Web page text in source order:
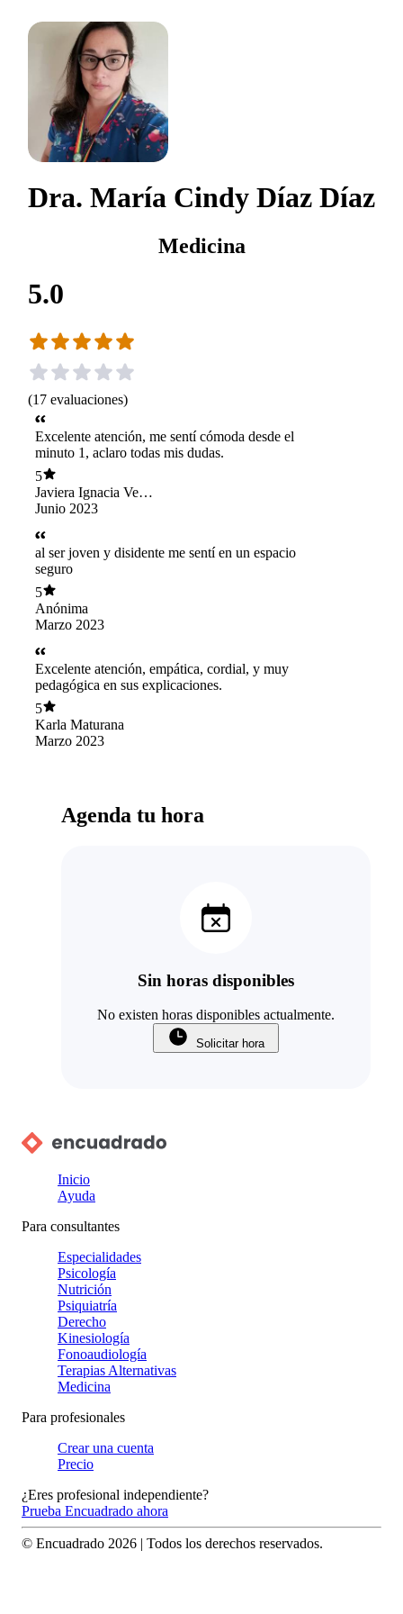
Dra. María Cindy Díaz Díaz
Medicina
5.0
(17 evaluaciones)
Excelente atención, me sentí cómoda desde el
minuto 1, aclaro todas mis dudas.
5
Javiera Ignacia Vega
Hernandez
Junio 2023
al ser joven y disidente me sentí en un espacio
seguro
5
Anónima
Marzo 2023
Excelente atención, empática, cordial, y muy
pedagógica en sus explicaciones.
5
Karla Maturana
Marzo 2023
Agenda tu hora
Sin horas disponibles
No existen horas disponibles actualmente.
Solicitar hora
Inicio
Ayuda
Para consultantes
Especialidades
Psicología
Nutrición
Psiquiatría
Derecho
Kinesiología
Fonoaudiología
Terapias Alternativas
Medicina
Para profesionales
Crear una cuenta
Precio
¿Eres profesional independiente?
Prueba Encuadrado ahora
© Encuadrado 2026 | Todos los derechos reservados.